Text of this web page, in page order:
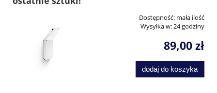
Dostępność: mała ilość
Wysyłka w:24 godziny
89,00 zł
dodaj do koszyka